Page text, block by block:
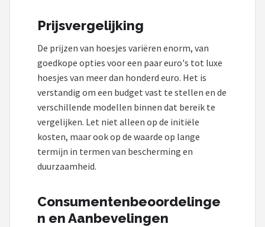
Prijsvergelijking
De prijzen van hoesjes variëren enorm, van
goedkope opties voor een paar euro's tot luxe
hoesjes van meer dan honderd euro. Het is
verstandig om een budget vast te stellen en de
verschillende modellen binnen dat bereik te
vergelijken. Let niet alleen op de initiële
kosten, maar ook op de waarde op lange
termijn in termen van bescherming en
duurzaamheid.
Consumentenbeoordelinge
n en Aanbevelingen